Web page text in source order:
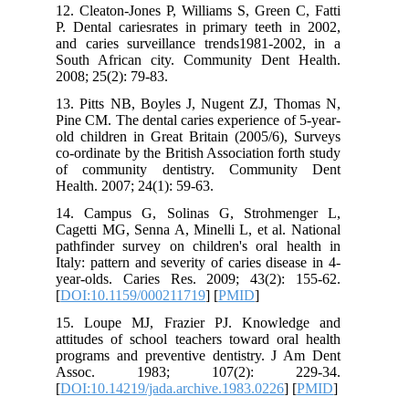
12. Cleaton-Jones P, Williams S, Green C, Fatti
P. Dental cariesrates in primary teeth in 2002,
and caries surveillance trends1981-2002, in a
South African city. Community Dent Health.
2008; 25(2): 79-83.
13. Pitts NB, Boyles J, Nugent ZJ, Thomas N,
Pine CM. The dental caries experience of 5-year-
old children in Great Britain (2005/6), Surveys
co-ordinate by the British Association forth study
of community dentistry. Community Dent
Health. 2007; 24(1): 59-63.
14. Campus G, Solinas G, Strohmenger L,
Cagetti MG, Senna A, Minelli L, et al. National
pathfinder survey on children's oral health in
Italy: pattern and severity of caries disease in 4-
year-olds. Caries Res. 2009; 43(2): 155-62.
[DOI:10.1159/000211719] [PMID
15. Loupe MJ, Frazier PJ. Knowledge and
attitudes of school teachers toward oral health
programs and preventive dentistry. J Am Dent
Assoc. 1983; 107(2): 229-34.
[DOI:10.14219/jada.archive.1983.0226] [PMID